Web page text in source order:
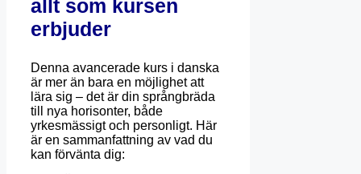
allt som kursen
erbjuder
Denna avancerade kurs i danska
är mer än bara en möjlighet att
lära sig – det är din språngbräda
till nya horisonter, både
yrkesmässigt och personligt. Här
är en sammanfattning av vad du
kan förvänta dig: